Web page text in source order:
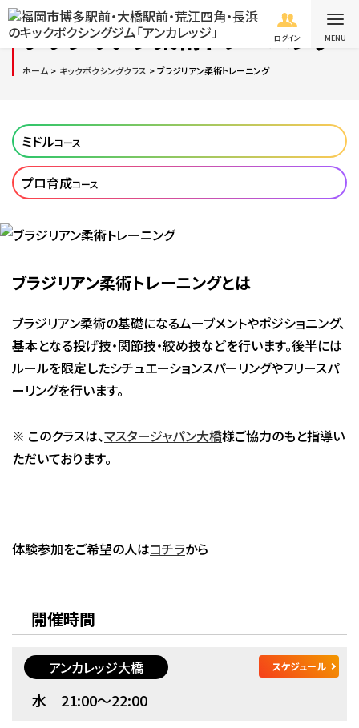
ログイン
ブラジリアン柔術トレーニング
ホーム キックボクシングクラス ブラジリアン柔術トレーニング
ミドルコース
プロ育成コース
ブラジリアン柔術トレーニングとは
ブラジリアン柔術の基礎になるムーブメントやポジショニング、
基本となる投げ技・関節技・絞め技などを行います。後半には
ルールを限定したシチュエーションスパーリングやフリースパ
ーリングを行います。
※ このクラスは、マスタージャパン大橋様ご協力のもと指導い
ただいております。
体験参加をご希望の人はコチラから
開催時間
アンカレッジ大橋
水 21:00～22:00
スケジュール